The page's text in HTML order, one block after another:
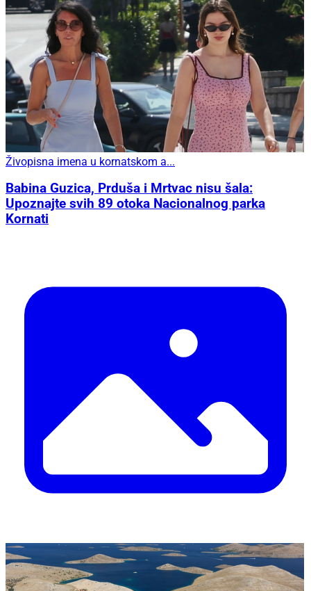
Živopisna imena u kornatskom a...
Babina Guzica, Prduša i Mrtvac nisu šala:
Upoznajte svih 89 otoka Nacionalnog parka
Kornati